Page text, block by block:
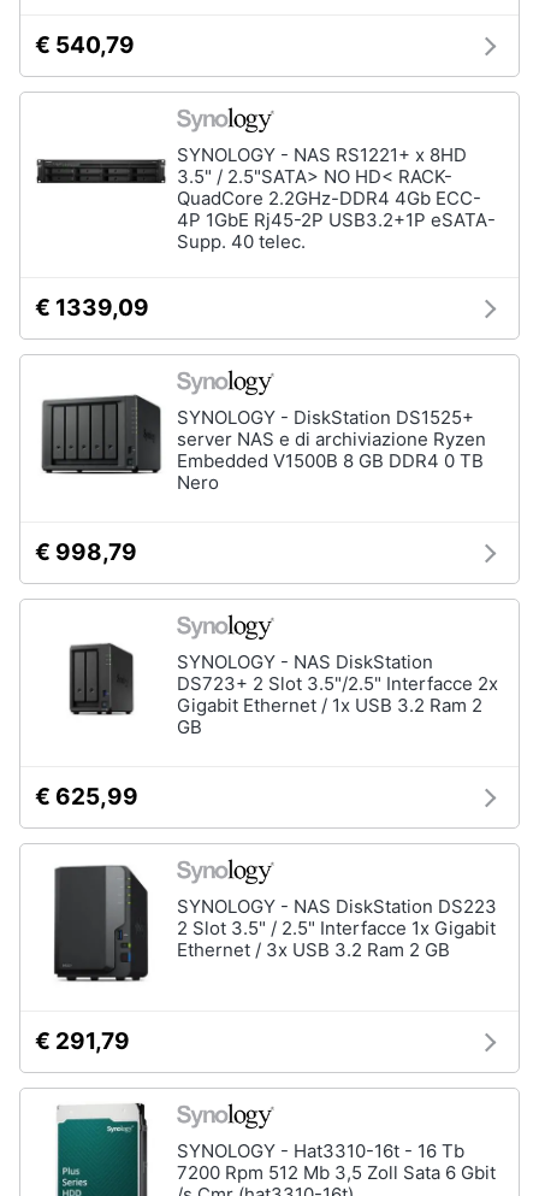
infanzia
Casalinghi
Abbigliamento
Sport
Festività
ricorrenze
€ 540,79
SYNOLOGY - NAS RS1221+ x 8HD
3.5" / 2.5"SATA> NO HD< RACK-
QuadCore 2.2GHz-DDR4 4Gb ECC-
4P 1GbE Rj45-2P USB3.2+1P eSATA-
Supp. 40 telec.
€ 1339,09
SYNOLOGY - DiskStation DS1525+
server NAS e di archiviazione Ryzen
Embedded V1500B 8 GB DDR4 0 TB
Nero
€ 998,79
SYNOLOGY - NAS DiskStation
DS723+ 2 Slot 3.5"/2.5" Interfacce 2x
Gigabit Ethernet / 1x USB 3.2 Ram 2
GB
€ 625,99
SYNOLOGY - NAS DiskStation DS223
2 Slot 3.5" / 2.5" Interfacce 1x Gigabit
Ethernet / 3x USB 3.2 Ram 2 GB
€ 291,79
SYNOLOGY - Hat3310-16t - 16 Tb
7200 Rpm 512 Mb 3,5 Zoll Sata 6 Gbit